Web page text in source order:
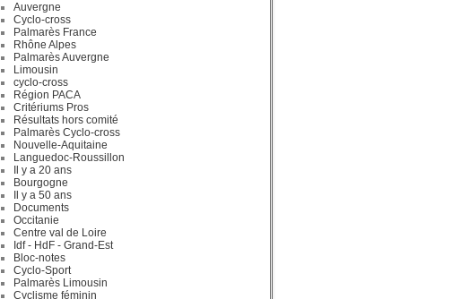
Auvergne
Cyclo-cross
Palmarès France
Rhône Alpes
Palmarès Auvergne
Limousin
cyclo-cross
Région PACA
Critériums Pros
Résultats hors comité
Palmarès Cyclo-cross
Nouvelle-Aquitaine
Languedoc-Roussillon
Il y a 20 ans
Bourgogne
Il y a 50 ans
Documents
Occitanie
Centre val de Loire
Idf - HdF - Grand-Est
Bloc-notes
Cyclo-Sport
Palmarès Limousin
Cyclisme féminin